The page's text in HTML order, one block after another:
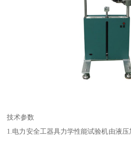
技术参数
1.电力安全工器具力学性能试验机由液